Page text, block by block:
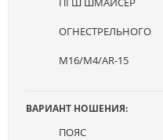
ОГНЕСТРЕЛЬНОГО
M16/M4/AR-15
ВАРИАНТ НОШЕНИЯ:
ПОЯС